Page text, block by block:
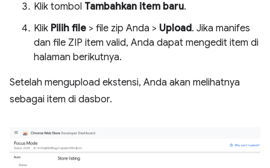
Klik tombol Tambahkan item baru.
Klik Pilih file > file zip Anda > Upload. Jika manifes
dan file ZIP item valid, Anda dapat mengedit item di
halaman berikutnya.
Setelah mengupload ekstensi, Anda akan melihatnya
sebagai item di dasbor.